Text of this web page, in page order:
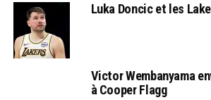
Luka Doncic et les
Victor Wembanyama
à Cooper Flagg